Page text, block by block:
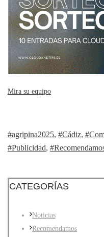
Mira su equipo
#agripina2025, #Cádiz,
#Publicidad,
CATEGORÍAS
Noticias
Recomendamos